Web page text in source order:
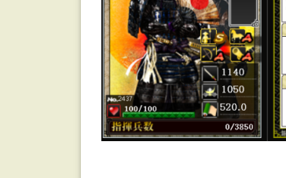
た
ぶ
ん
こ
れ
が